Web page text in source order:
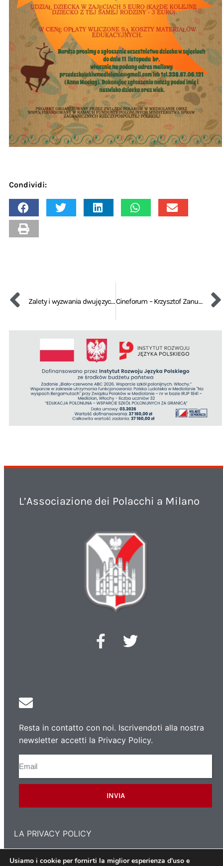
Condividi:
Zalety i wyzwania dwujęzyczności Cineforum – Krzysztof Zanussi
L’Associazione dei Polacchi a Milano
Resta in contatto con noi. Iscrivendoti alla nostra
newsletter accetti la Privacy Policy.
INVIA
LA PRIVACY POLICY
Usiamo i cookie per fornirti la miglior esperienza d'uso e